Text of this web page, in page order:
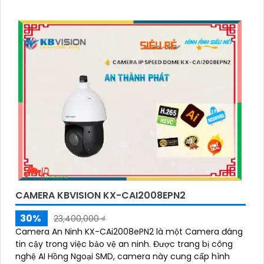
CAMERA KBVISION KX-CAI2008EPN2
30%
23,400,000 ₫
Camera An Ninh KX-CAi2008ePN2 là một Camera đáng
tin cậy trong việc bảo vệ an ninh. Được trang bị công
nghệ AI Hồng Ngoại SMD, camera này cung cấp hình